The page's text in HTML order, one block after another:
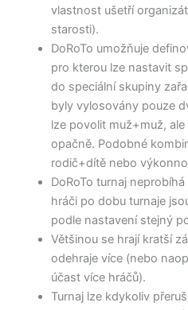
vlastnost ušetří
starosti).
DoRoTo umožňuje
pro kterou lze nastavit
do speciální skupiny
byly vylosovány pouze
lze povolit muž+muž,
opačně. Podobné
rodič+dítě nebo
DoRoTo turnaj
hráči po dobu turnaje
podle nastavení stejný
Většinou se hrají kratší
odehraje více (nebo
účast více hráčů).
Turnaj lze kdykoliv